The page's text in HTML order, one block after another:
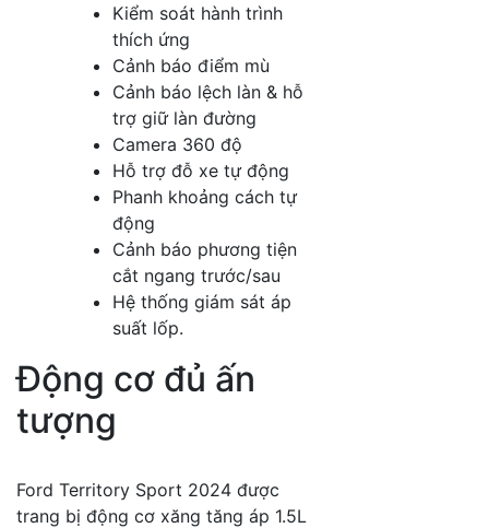
Kiểm soát hành trình
thích ứng
Cảnh báo điểm mù
Cảnh báo lệch làn & hỗ
trợ giữ làn đường
Camera 360 độ
Hỗ trợ đỗ xe tự động
Phanh khoảng cách tự
động
Cảnh báo phương tiện
cắt ngang trước/sau
Hệ thống giám sát áp
suất lốp.
Động cơ đủ ấn
tượng
Ford Territory Sport 2024 được
trang bị động cơ xăng tăng áp 1.5L